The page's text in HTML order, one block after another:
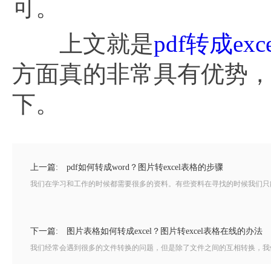
可。
上文就是pdf转成
方面真的非常具有优势
下。
上一篇: pdf如何转成word？图片转excel表格的步骤
我们在学习和工作的时候都需要很多的资料。有些资料在寻找的时候我们
下一篇: 图片表格如何转成excel？图片转excel表格在线的办法
我们经常会遇到很多的文件转换的问题，但是除了文件之间的互相转换，